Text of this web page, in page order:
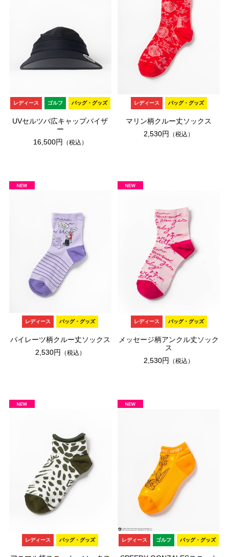
レディース ゴルフ バッグ・グッズ
UVセルツバ広キャップバイザ
ー
16,500円
（税込）
レディース バッグ・グッズ
マリン柄クルー丈ソックス
2,530円
（税込）
レディース バッグ・グッズ
パイレーツ柄クルー丈ソックス
2,530円
（税込）
レディース バッグ・グッズ
メッセージ柄アンクル丈ソック
ス
2,530円
（税込）
レディース バッグ・グッズ レディース ゴルフ バッグ・グッズ